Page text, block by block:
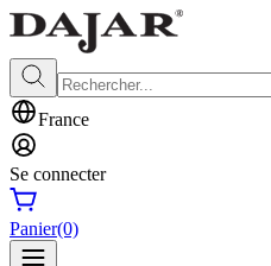
France
Se connecter
Panier(0)